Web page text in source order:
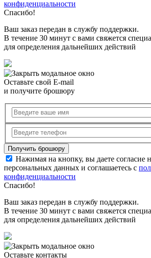
конфиденциальности
Спасибо!
Ваш заказ передан в службу поддержки.
В течение 30 минут с вами свяжется
для определения дальнейших действий
Оставьте свой E-mail
и получите брошюру
Нажимая на кнопку, вы даете согласие
персональных данных и соглашаетесь с
конфиденциальности
Спасибо!
Ваш заказ передан в службу поддержки.
В течение 30 минут с вами свяжется
для определения дальнейших действий
Оставьте контакты